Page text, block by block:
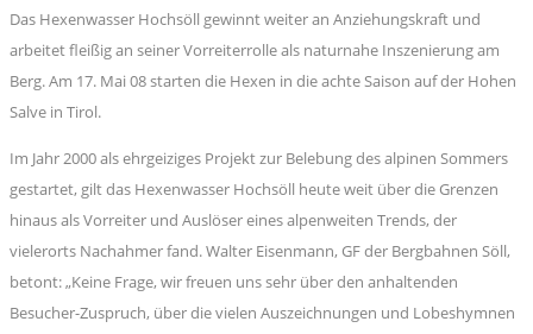
Das Hexenwasser Hochsöll gewinnt weiter an Anziehungskraft und
arbeitet fleißig an seiner Vorreiterrolle als naturnahe Inszenierung am
Berg. Am 17. Mai 08 starten die Hexen in die achte Saison auf der Hohen
Salve in Tirol.
Im Jahr 2000 als ehrgeiziges Projekt zur Belebung des alpinen Sommers
gestartet, gilt das Hexenwasser Hochsöll heute weit über die Grenzen
hinaus als Vorreiter und Auslöser eines alpenweiten Trends, der
vielerorts Nachahmer fand. Walter Eisenmann, GF der Bergbahnen Söll,
betont: „Keine Frage, wir freuen uns sehr über den anhaltenden
Besucher-Zuspruch, über die vielen Auszeichnungen und Lobeshymnen